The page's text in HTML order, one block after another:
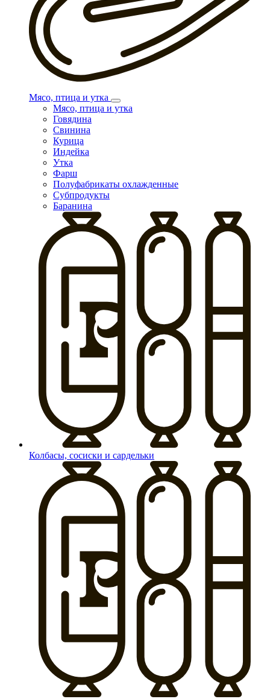
Мясо, птица и утка
Мясо, птица и утка
Говядина
Свинина
Курица
Индейка
Утка
Фарш
Полуфабрикаты охлажденные
Субпродукты
Баранина
Колбасы, сосиски и сардельки